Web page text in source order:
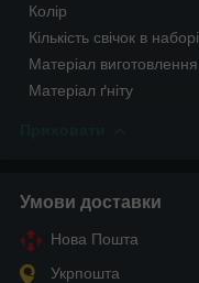
Колір
Кількість свічок в наборі
Матеріал виготовлення
Матеріал ґніту
Умови доставки
Нова Пошта
Укрпошта